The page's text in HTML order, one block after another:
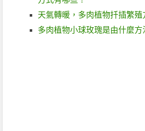
天氣轉暖，多肉植物扦插繁殖
多肉植物小球玫瑰是由什麼方